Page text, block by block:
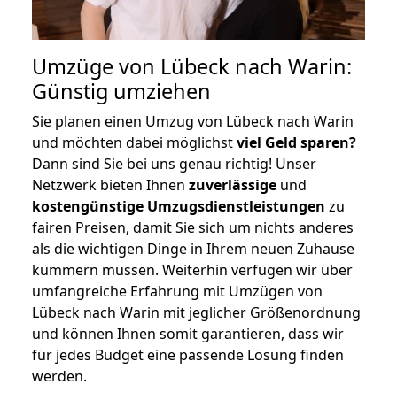
Umzüge von Lübeck nach Warin:
Günstig umziehen
Sie planen einen Umzug von Lübeck nach Warin
und möchten dabei möglichstviel Geld sparen?
Dann sind Sie bei uns genau richtig! Unser
Netzwerk bieten Ihnen zuverlässige und
kostengünstige Umzugsdienstleistungen zu
fairen Preisen, damit Sie sich um nichts anderes
als die wichtigen Dinge in Ihrem neuen Zuhause
kümmern müssen. Weiterhin verfügen wir über
umfangreiche Erfahrung mit Umzügen von
Lübeck nach Warin mit jeglicher Größenordnung
und können Ihnen somit garantieren, dass wir
für jedes Budget eine passende Lösung finden
werden.